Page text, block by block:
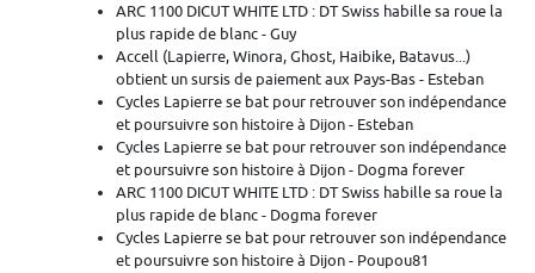
ARC 1100 DICUT WHITE LTD : DT Swiss habille sa roue la
plus rapide de blanc - Guy
Accell (Lapierre, Winora, Ghost, Haibike, Batavus...)
obtient un sursis de paiement aux Pays-Bas - Esteban
Cycles Lapierre se bat pour retrouver son indépendance
et poursuivre son histoire à Dijon - Esteban
Cycles Lapierre se bat pour retrouver son indépendance
et poursuivre son histoire à Dijon - Dogma forever
ARC 1100 DICUT WHITE LTD : DT Swiss habille sa roue la
plus rapide de blanc - Dogma forever
Cycles Lapierre se bat pour retrouver son indépendance
et poursuivre son histoire à Dijon - Poupou81